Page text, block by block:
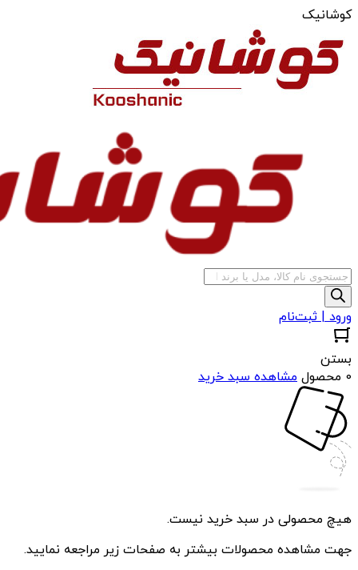
کوشانیک
جستجوی
محصولات
ورود | ثبت‌نام
بستن
0 محصول
مشاهده سبد خرید
هیچ محصولی در سبد خرید نیست.
جهت مشاهده محصولات بیشتر به صفحات زیر مراجعه نمایید.